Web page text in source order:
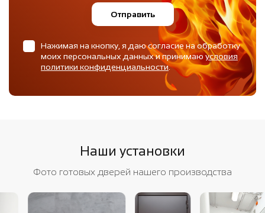
Отправить
Нажимая на кнопку, я даю согласие на обработку
моих персональных данных и принимаюусловия
политики конфиденциальности.
Наши установки
Фото готовых дверей нашего производства